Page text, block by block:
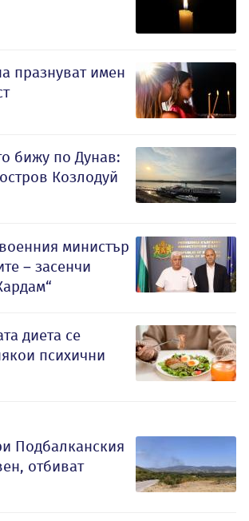
празнуват имен
бижу по Дунав:
Козлодуй
министър
– засенчи
диета се
психични
Подбалканския
отбиват